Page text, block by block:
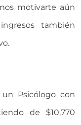
motivarte aún
también
Psicólogo con
de $10,770